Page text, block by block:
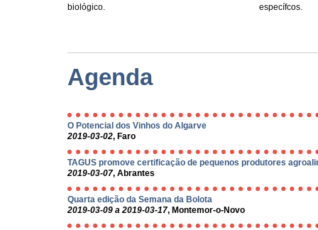
biológico.
específcos.
Agenda
O Potencial dos Vinhos do Algarve
2019-03-02, Faro
TAGUS promove certificação de pequenos produtores
2019-03-07, Abrantes
Quarta edição da Semana da Bolota
2019-03-09 a 2019-03-17, Montemor-o-Novo